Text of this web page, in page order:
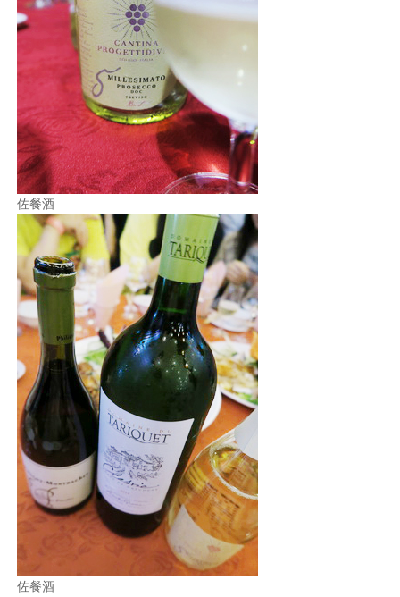
佐餐酒
佐餐酒